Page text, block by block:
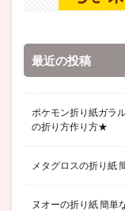
最近の投稿
ポケモン折り紙ガラ
の折り方作り方★
メタグロスの折り紙
ヌオーの折り紙 簡単